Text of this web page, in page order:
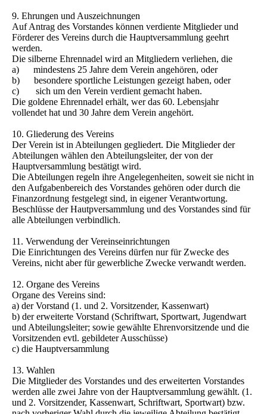
9. Ehrungen und Auszeichnungen
Auf Antrag des Vorstandes können verdiente Mitglieder und
Förderer des Vereins durch die Hauptversammlung geehrt
werden.
Die silberne Ehrennadel wird an Mitgliedern verliehen, die
a) mindestens 25 Jahre dem Verein angehören, oder
b) besondere sportliche Leistungen gezeigt haben, oder
c) sich um den Verein verdient gemacht haben.
Die goldene Ehrennadel erhält, wer das 60. Lebensjahr
vollendet hat und 30 Jahre dem Verein angehört.
10. Gliederung des Vereins
Der Verein ist in Abteilungen gegliedert. Die Mitglieder der
Abteilungen wählen den Abteilungsleiter, der von der
Hauptversammlung bestätigt wird.
Die Abteilungen regeln ihre Angelegenheiten, soweit sie nicht in
den Aufgabenbereich des Vorstandes gehören oder durch die
Finanzordnung festgelegt sind, in eigener Verantwortung.
Beschlüsse der Hautpversammlung und des Vorstandes sind für
alle Abteilungen verbindlich.
11. Verwendung der Vereinseinrichtungen
Die Einrichtungen des Vereins dürfen nur für Zwecke des
Vereins, nicht aber für gewerbliche Zwecke verwandt werden.
12. Organe des Vereins
Organe des Vereins sind:
a) der Vorstand (1. und 2. Vorsitzender, Kassenwart)
b) der erweiterte Vorstand (Schriftwart, Sportwart, Jugendwart
und Abteilungsleiter; sowie gewählte Ehrenvorsitzende und die
Vorsitzenden evtl. gebildeter Ausschüsse)
c) die Hauptversammlung
13. Wahlen
Die Mitglieder des Vorstandes und des erweiterten Vorstandes
werden alle zwei Jahre von der Hauptversammlung gewählt. (1.
und 2. Vorsitzender, Kassenwart, Schriftwart, Sportwart) bzw.